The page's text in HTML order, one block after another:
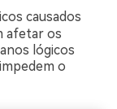
causados
afetar os
lógicos
o